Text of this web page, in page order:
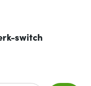
switch